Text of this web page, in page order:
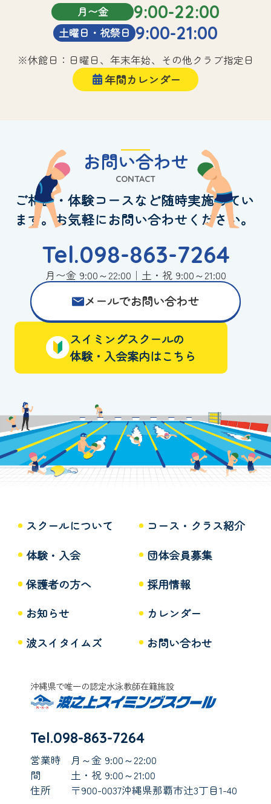
月〜金 9:00-22:00
土曜日・祝祭日 9:00-21:00
※休館日：日曜日、年末年始、その他クラブ指定日
年間カレンダー
お問い合わせ
CONTACT
ご相談・体験コースなど随時実施してい
ます。お気軽にお問い合わせください。
Tel.098-863-7264
月〜金 9:00～22:00｜土・祝 9:00～21:00
メールでお問い合わせ
スイミングスクールの
体験・入会案内はこちら
スクールについて
コース・クラス紹介
体験・入会
団体会員募集
保護者の方へ
採用情報
お知らせ
カレンダー
波スイタイムズ
お問い合わせ
沖縄県で唯一の認定水泳教師在籍施設
Tel.098-863-7264
営業時
間
月～金 9:00～22:00
土・祝 9:00～21:00
住所
〒900-0037沖縄県那覇市辻3丁目1-40